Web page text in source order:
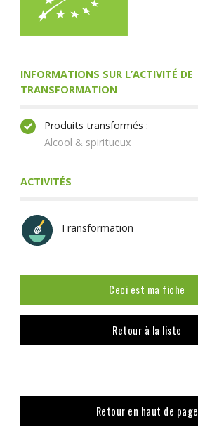
INFORMATIONS SUR L’ACTIVITÉ DE
TRANSFORMATION
Produits transformés :
Alcool & spiritueux
ACTIVITÉS
Transformation
Ceci est ma fiche
Retour à la liste
Retour en haut de page